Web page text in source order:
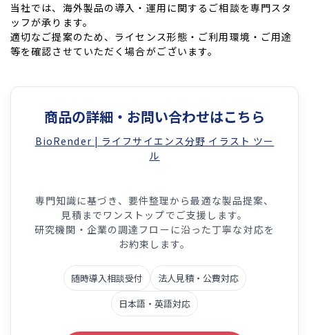
当社では、海外製品の導入・運用に関するご相談を専門スタ
ッフが承ります。
適切なご提案のため、ライセンス形態・ご利用環境・ご用途
等を確認させていただく場合がございます。
商品の詳細・お問い合わせはこちら
BioRender | ライフサイエンス分野 イラスト ツー
ル
専門知識に基づき、要件整理から最適な製品提案、
見積までワンストップでご支援します。
研究機関・企業の調達フローに沿った丁寧な対応を
お約束します。
随時導入相談受付
法人見積・公費対応
日本語・英語対応